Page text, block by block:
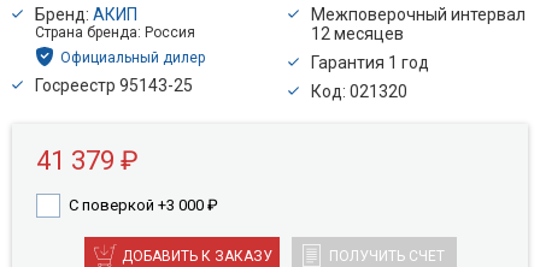
Бренд: АКИП
Страна бренда: Россия
Официальный дилер
Госреестр 95143-25
Межповерочный интервал
12 месяцев
Гарантия 1 год
Код: 021320
41 379 ₽
С поверкой +3 000 ₽
ДОБАВИТЬ К ЗАКАЗУ ПОЛУЧИТЬ СЧЕТ